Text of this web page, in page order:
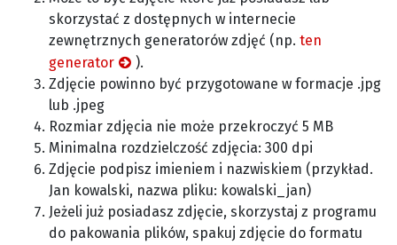
skorzystać z dostępnych w internecie
zewnętrznych generatorów zdjęć (np. ten
generator
).
Zdjęcie powinno być przygotowane w formacje .jpg
lub .jpeg
Rozmiar zdjęcia nie może przekroczyć 5 MB
Minimalna rozdzielczość zdjęcia: 300 dpi
Zdjęcie podpisz imieniem i nazwiskiem (przykład.
Jan kowalski, nazwa pliku: kowalski_jan)
Jeżeli już posiadasz zdjęcie, skorzystaj z programu
do pakowania plików, spakuj zdjęcie do formatu